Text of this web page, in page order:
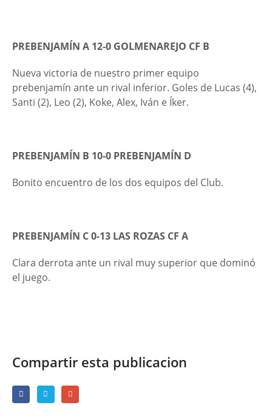
PREBENJAMÍN A 12-0 GOLMENAREJO CF B
Nueva victoria de nuestro primer equipo
prebenjamín ante un rival inferior. Goles de Lucas (4),
Santi (2), Leo (2), Koke, Alex, Iván e Íker.
PREBENJAMÍN B 10-0 PREBENJAMÍN D
Bonito encuentro de los dos equipos del Club.
PREBENJAMÍN C 0-13 LAS ROZAS CF A
Clara derrota ante un rival muy superior que dominó
el juego.
Compartir esta publicacion